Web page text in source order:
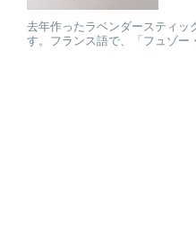
去年作ったラベンダースティッ
す。フランス語で、「フュゾー